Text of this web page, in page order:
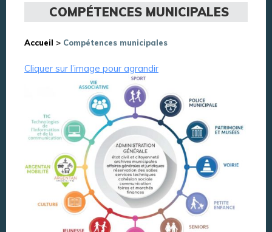
COMPÉTENCES MUNICIPALES
Accueil > Compétences municipales
Cliquer sur l’image pour agrandir